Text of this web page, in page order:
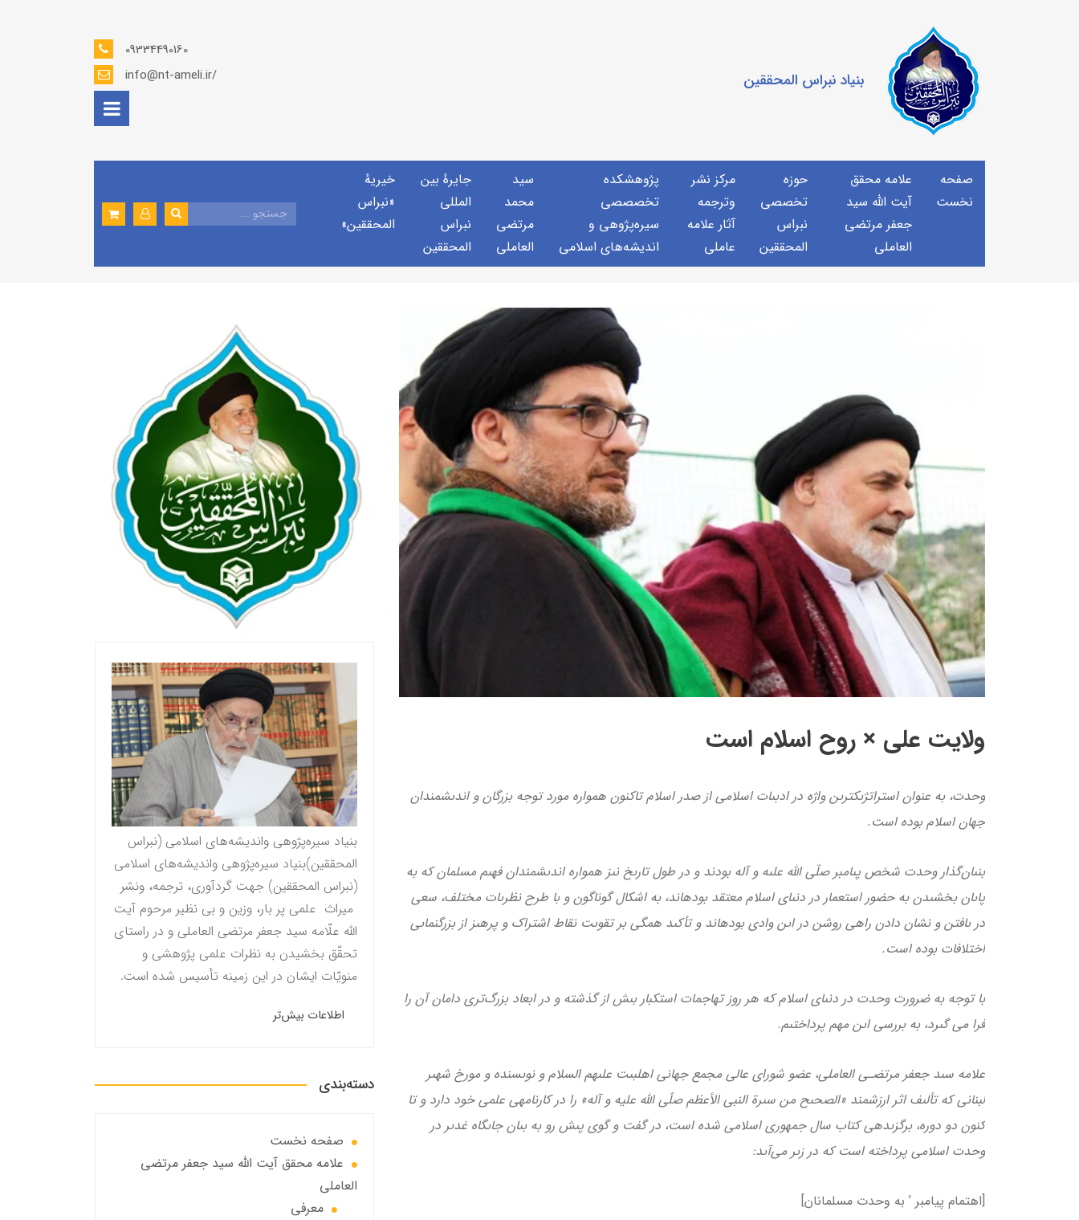
بنیاد نبراس المحققین
09334490160
info@nt-ameli.ir/
صفحه
نخست
علامه محقق
آیت الله سید
جعفر مرتضی
العاملی
حوزه
تخصصی
نبراس
المحققین
مركز نشر
وترجمه
آثار علامه
عاملی
پژوهشكده
تخصصصى
سیره‌پژوهی و
اندیشه‌های اسلامی
سید
محمد
مرتضی
العاملی
جايرهٔ بین
المللی
نبراس
المحققین
خيريهٔ
«نبراس
المحققين»
ولايت على × روح اسلام است
وحدت، به عنوان استراتژىک­ترىن واژه در ادبىات اسلامى از صدر اسلام تاكنون همواره مورد توجه بزرگان و اندىشمندان
جهان اسلام بوده است.
بنىان‌گذار وحدت شخص پىامبر صلّى الله علىه و آله بودند و در طول تارىخ نىز همواره اندىشمندان فهىم مسلمان كه به
پاىان بخشىدن به حضور استعمار در دنىاى اسلام معتقد بوده­اند، به اشكال گوناگون و با طرح نظرىات مختلف، سعى
در ىافتن و نشان دادن راهى روشن در اىن وادى بوده­اند و تأكىد همگى بر تقوىت نقاط اشتراک و پرهىز از بزرگ­نماىى
اختلافات بوده است.
با توجه به ضرورت وحدت در دنىاى اسلام كه هر روز تهاجمات استكبار بىش از گذشته و در ابعاد بزرگ‌تری دامان آن را
فرا مى گىرد، به بررسى اىن مهم پرداختىم.
علامه سىد جعفر مرتضـى العاملى، عضو شوراى عالى مجمع جهانى اهل‏بىت علىهم السلام و نوىسنده و مورخ شهىر
لبنانى كه تألىف اثر ارزشمند «الصحىح من سىرة النبي الأعظم صلّی الله علیه و آله» را در كارنامه­ى علمى خود دارد و تا
كنون دو دوره، برگزىده­ى كتاب سال جمهورى اسلامى شده است، در گفت و گوى پىش رو به بىان جاىگاه غدىر در
وحدت اسلامى پرداخته است كه در زىر مى‏‌آىد:
[اهتمام پیامبر ’ به وحدت مسلمانان]
بنیاد سیره‌پژوهی واندیشه‌های اسلامی (نبراس
المحققين)بنیاد سیره‌پژوهی واندیشه‌های اسلامی
(نبراس المحققين) جهت گردآوری، ترجمه، ونشر
میراث علمی پر بار، وزین و بی نظیر مرحوم آيت
الله علّامه سيد جعفر مرتضى العاملى و در راستاى
تحقّق بخشيدن به نظرات علمى پژوهشى و
منویّات ايشان در این زمینه تأسیس شده است.
اطلاعات بیش‌تر
دسته‌بندی
صفحه نخست
علامه محقق آیت الله سید جعفر مرتضی
العاملی
معرفی